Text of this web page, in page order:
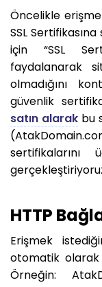
Öncelikle
SSL
için “SSL
faydalanarak
olmadığını
güvenlik
satın alarakbu
HTTP
Erişmek
otomatik olarak
Örneğin: